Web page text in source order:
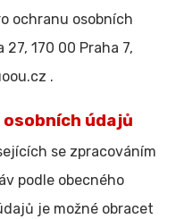
ochranu osobních
170 00 Praha 7,
.
údajů
se zpracováním
podle obecného
je možné obracet